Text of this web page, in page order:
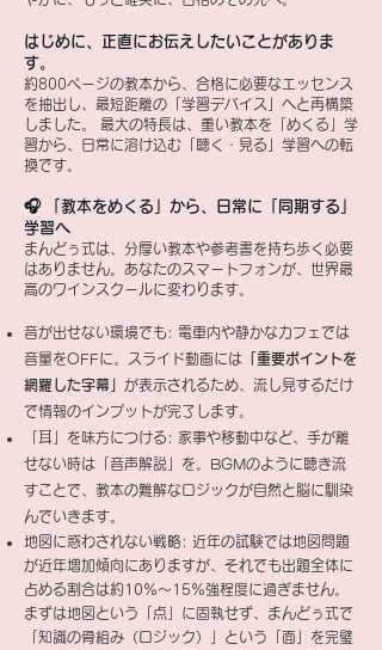
はじめに、正直にお伝えしたいことがありま
す。
約800ページの教本から、合格に必要なエッセンス
を抽出し、最短距離の「学習デバイス」へと再構築
しました。 最大の特長は、重い教本を「めくる」学
習から、日常に溶け込む「聴く・見る」学習への転
換です。
🎧 「教本をめくる」から、日常に「同期する」
学習へ
まんどぅ式は、分厚い教本や参考書を持ち歩く必要
はありません。あなたのスマートフォンが、世界最
高のワインスクールに変わります。
音が出せない環境でも: 電車内や静かなカフェでは
音量をOFFに。スライド動画には 「重要ポイントを
網羅した字幕」 が表示されるため、流し見するだけ
で情報のインプットが完了します。
「耳」を味方につける: 家事や移動中など、手が離
せない時は「音声解説」を。BGMのように聴き流
すことで、教本の難解なロジックが自然と脳に馴染
んでいきます。
地図に惑わされない戦略: 近年の試験では地図問題
が近年増加傾向にありますが、それでも出題全体に
占める割合は約10%〜15%強程度に過ぎません。
まずは地図という「点」に固執せず、まんどぅ式で
「知識の骨組み（ロジック）」という「面」を完璧